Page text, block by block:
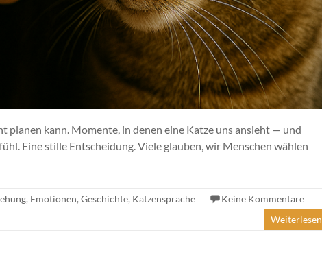
planen kann. Momente, in denen eine Katze uns ansieht — und
Eine stille Entscheidung. Viele glauben, wir Menschen wählen
, Emotionen, Geschichte, Katzensprache
Keine Kommentare
Weiterlesen